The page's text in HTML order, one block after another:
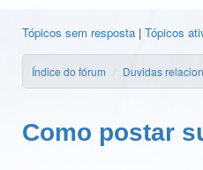
Tópicos sem resposta | Tópicos
Índice do fórum Duvidas
Como postar